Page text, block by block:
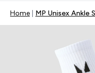
Home MP Unisex Ankle